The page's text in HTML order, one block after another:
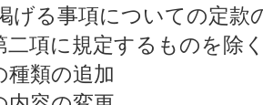
る事項についての定款
二項に規定するものを除
類の追加